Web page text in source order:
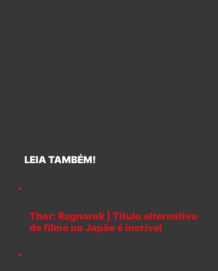
LEIA TAMBÉM!
Thor: Ragnarok | Título alternativo
do filme no Japão é incrível